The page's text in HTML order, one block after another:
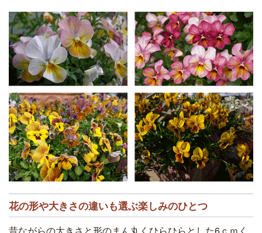
花の形や大きさの違いも選ぶ楽しみのひとつ
昔ながらの大きさと形のまん丸くひらひらとした6ｃｍく